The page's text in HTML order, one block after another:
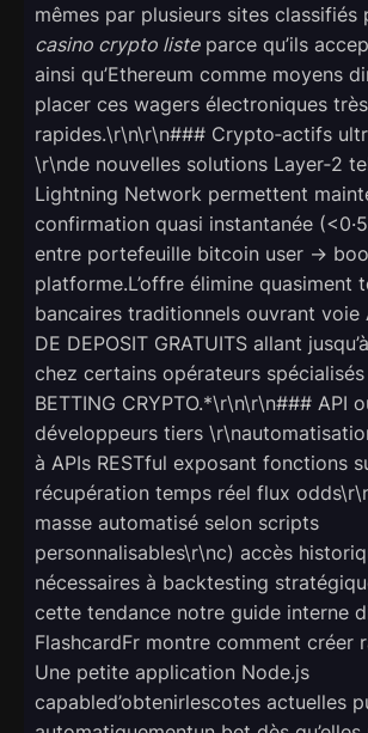
mêmes par plusieurs sites classifiés
casino crypto listeparce qu’ils
ainsi qu’Ethereum comme moyens
placer ces wagers électroniques très
rapides.\r\n\r\n### Crypto‑actifs
\r\nde nouvelles solutions Layer‑2
Lightning Network permettent
confirmation quasi instantanée
entre portefeuille bitcoin user →
platforme.L’offre élimine quasiment
bancaires traditionnels ouvrant voie
DE DEPOSIT GRATUITS allant
chez certains opérateurs spécialisés
BETTING CRYPTO.*\r\n\r\n### API
développeurs tiers
à APIs RESTful exposant fonctions
récupération temps réel flux
masse automatisé selon scripts
personnalisables\r\nc) accès
nécessaires à backtesting
cette tendance notre guide interne
FlashcardFr montre comment créer
Une petite application Node.js
capabled’obtenirlescotes actuelles